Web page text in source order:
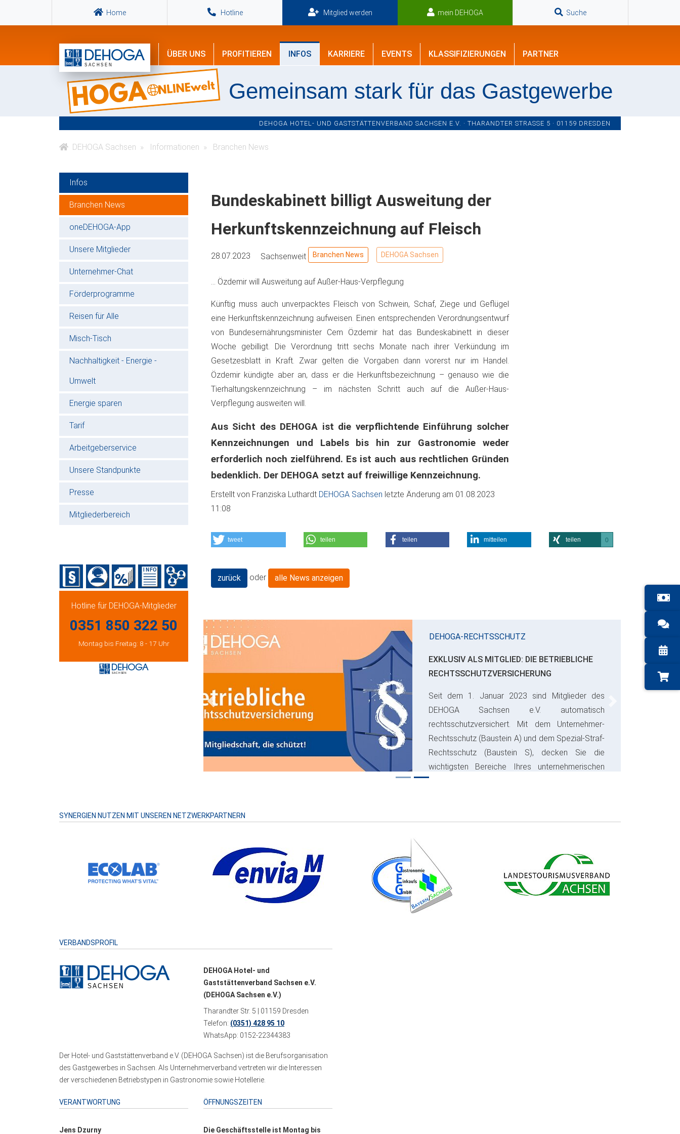
Home Hotline Mitglied werden mein DEHOGA Suche
ÜBER UNS PROFITIEREN INFOS KARRIERE EVENTS KLASSIFIZIERUNGEN PARTNER
Gemeinsam stark für das Gastgewerbe
DEHOGA HOTEL- UND GASTSTÄTTENVERBAND SACHSEN E.V. · THARANDTER STRASSE 5 · 01159 DRESDEN
DEHOGA Sachsen Informationen Branchen News
Infos
Branchen News
oneDEHOGA-App
Unsere Mitglieder
Unternehmer-Chat
Förderprogramme
Reisen für Alle
Misch-Tisch
Nachhaltigkeit - Energie -
Umwelt
Energie sparen
Tarif
Arbeitgeberservice
Unsere Standpunkte
Presse
Mitgliederbereich
Hotline für DEHOGA-Mitglieder
0351 850 322 50
Montag bis Freitag: 8 - 17 Uhr
Bundeskabinett billigt Ausweitung der
Herkunftskennzeichnung auf Fleisch
28.07.2023 Sachsenweit Branchen News DEHOGA Sachsen
... Özdemir will Ausweitung auf Außer-Haus-Verpflegung
Künftig muss auch unverpacktes Fleisch von Schwein, Schaf, Ziege und Geflügel
eine Herkunftskennzeichnung aufweisen. Einen entsprechenden Verordnungsentwurf
von Bundesernährungsminister Cem Özdemir hat das Bundeskabinett in dieser
Woche gebilligt. Die Verordnung tritt sechs Monate nach ihrer Verkündung im
Gesetzesblatt in Kraft. Zwar gelten die Vorgaben dann vorerst nur im Handel.
Özdemir kündigte aber an, dass er die Herkunftsbezeichnung – genauso wie die
Tierhaltungskennzeichnung – im nächsten Schritt auch auf die Außer-Haus-
Verpflegung ausweiten will.
Aus Sicht des DEHOGA ist die verpflichtende Einführung solcher
Kennzeichnungen und Labels bis hin zur Gastronomie weder
erforderlich noch zielführend. Es ist auch aus rechtlichen Gründen
bedenklich. Der DEHOGA setzt auf freiwillige Kennzeichnung.
Erstellt von Franziska Luthardt DEHOGA Sachsen letzte Änderung am 01.08.2023
11:08
tweet teilen teilen mitteilen teilen 0
zurück oder alle News anzeigen
DEHOGA-RECHTSSCHUTZ
EXKLUSIV ALS MITGLIED: DIE BETRIEBLICHE
RECHTSSCHUTZVERSICHERUNG
Seit dem 1. Januar 2023 sind Mitglieder des
DEHOGA Sachsen e.V. automatisch
rechtsschutzversichert. Mit dem Unternehmer-
Rechtsschutz (Baustein A) und dem Spezial-Straf-
Rechtsschutz (Baustein S), decken Sie die
wichtigsten Bereiche Ihres unternehmerischen
Risikos ab und sparen bares Geld.
Previous
SYNERGIEN NUTZEN MIT UNSEREN NETZWERKPARTNERN
VERBANDSPROFIL
DEHOGA Hotel- und
Gaststättenverband Sachsen e.V.
(DEHOGA Sachsen e.V.)
Tharandter Str. 5 | 01159 Dresden
Telefon: (0351) 428 95 10
WhatsApp: 0152-22344383
Der Hotel- und Gaststättenverband e.V. (DEHOGA Sachsen) ist die Berufsorganisation
des Gastgewerbes in Sachsen. Als Unternehmerverband vertreten wir die Interessen
der verschiedenen Betriebstypen in Gastronomie sowie Hotellerie.
VERANTWORTUNG
Jens Dzurny
ÖFFNUNGSZEITEN
Die Geschäftsstelle ist Montag bis